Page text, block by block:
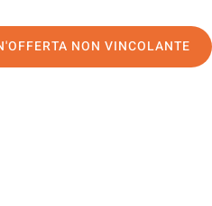
NON VINCOLANTE